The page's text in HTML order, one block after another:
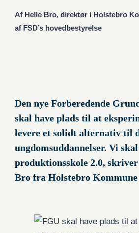
Af Helle Bro, direktør i Holstebro
af FSD’s hovedbestyrelse
Den nye Forberedende
skal have plads til at
levere et solidt alternativ til
ungdomsuddannelser. Vi
produktionsskole 2.0,
Bro fra Holstebro